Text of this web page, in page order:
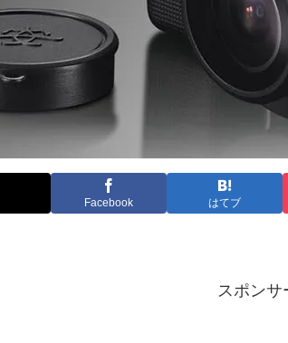
Facebook はてブ
スポンサ